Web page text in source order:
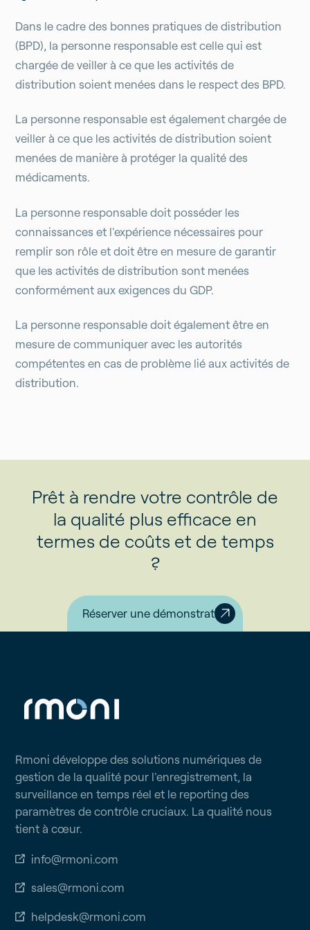
Dans le cadre des bonnes pratiques de distribution
(BPD), la personne responsable est celle qui est
chargée de veiller à ce que les activités de
distribution soient menées dans le respect des BPD.
La personne responsable est également chargée de
veiller à ce que les activités de distribution soient
menées de manière à protéger la qualité des
médicaments.
La personne responsable doit posséder les
connaissances et l'expérience nécessaires pour
remplir son rôle et doit être en mesure de garantir
que les activités de distribution sont menées
conformément aux exigences du GDP.
La personne responsable doit également être en
mesure de communiquer avec les autorités
compétentes en cas de problème lié aux activités de
distribution.
Prêt à rendre votre contrôle de
la qualité plus efficace en
termes de coûts et de temps
?
Réserver une démonstration
Rmoni développe des solutions numériques de
gestion de la qualité pour l'enregistrement, la
surveillance en temps réel et le reporting des
paramètres de contrôle cruciaux. La qualité nous
tient à cœur.
info@rmoni.com
sales@rmoni.com
helpdesk@rmoni.com